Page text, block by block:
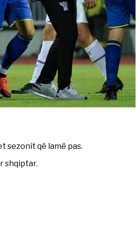
sezonit që lamë pas.
shqiptar.